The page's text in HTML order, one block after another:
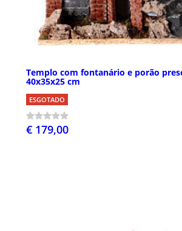
Templo com fontanário e porão
40x35x25 cm
ESGOTADO
€ 179,00